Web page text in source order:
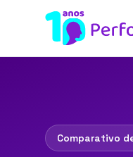
Comparativo